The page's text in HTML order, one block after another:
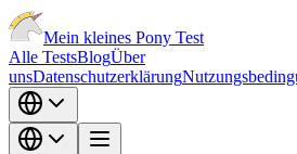
Mein kleines Pony Test
Alle TestsBlogÜber
unsDatenschutzerklärung